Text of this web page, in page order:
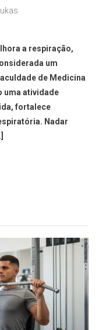
a respiração,
um
de Medicina
uma atividade
fortalece
Nadar